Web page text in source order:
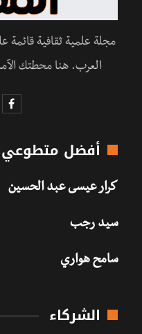
مجلة علمية ثقافية
العرب. هنا محطتك
أفضل
كرار عيسى عبد الحسين
سيد رجب
سامح هواري
الشركاء